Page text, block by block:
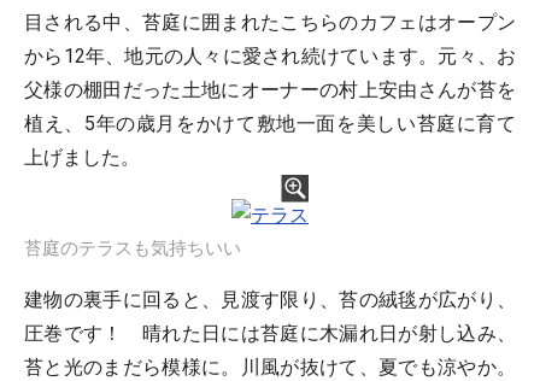
目される中、苔庭に囲まれたこちらのカフェはオープン
から12年、地元の人々に愛され続けています。元々、お
父様の棚田だった土地にオーナーの村上安由さんが苔を
植え、5年の歳月をかけて敷地一面を美しい苔庭に育て
上げました。
苔庭のテラスも気持ちいい
建物の裏手に回ると、見渡す限り、苔の絨毯が広がり、
圧巻です！ 晴れた日には苔庭に木漏れ日が射し込み、
苔と光のまだら模様に。川風が抜けて、夏でも涼やか。